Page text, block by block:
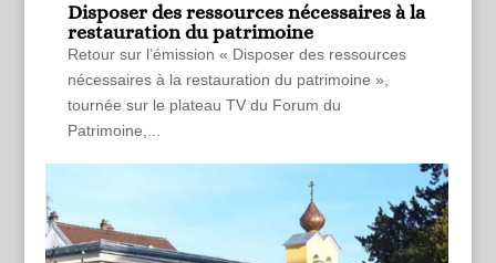
Disposer des ressources nécessaires à la
restauration du patrimoine
Retour sur l’émission « Disposer des ressources
nécessaires à la restauration du patrimoine »,
tournée sur le plateau TV du Forum du
Patrimoine,...